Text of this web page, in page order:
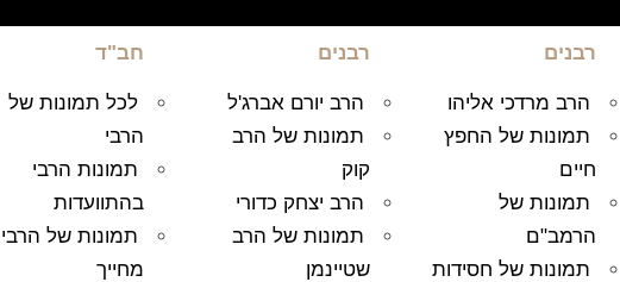
רבנים
הרב מרדכי אליהו
תמונות של החפץ
חיים
תמונות של
הרמב"ם
תמונות של חסידות
רבנים
הרב יורם אברג'ל
תמונות של הרב
קוק
הרב יצחק כדורי
תמונות של הרב
שטיינמן
חב"ד
לכל תמונות של
הרבי
תמונות הרבי
בהתוועדות
תמונות של הרבי
מחייך